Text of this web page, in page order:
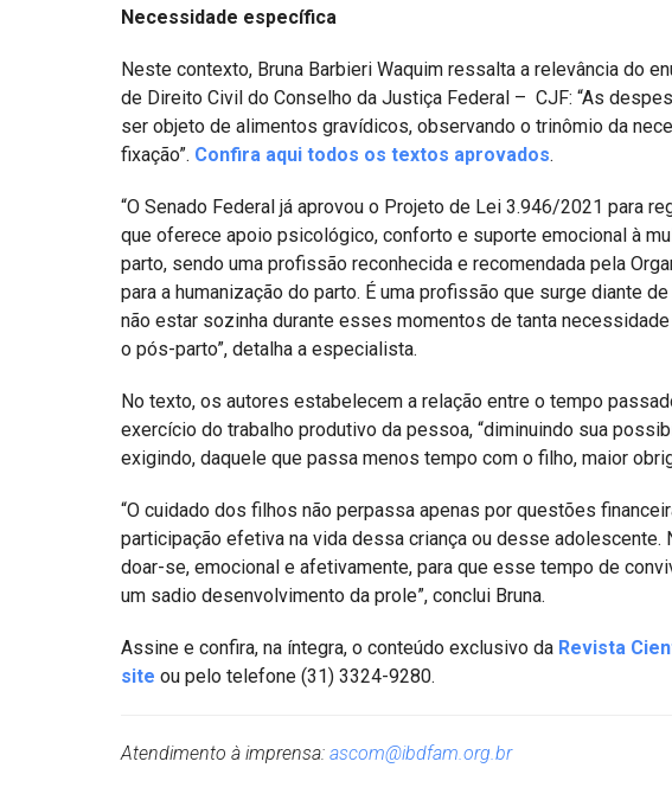
Necessidade específica
Neste contexto, Bruna Barbieri Waquim ressalta a relevância do
de Direito Civil do Conselho da Justiça Federal – CJF: “As
ser objeto de alimentos gravídicos, observando o trinômio da
fixação”. Confira aqui todos os textos aprovados.
“O Senado Federal já aprovou o Projeto de Lei 3.946/2021 para
que oferece apoio psicológico, conforto e suporte emocional à
parto, sendo uma profissão reconhecida e recomendada pela
para a humanização do parto. É uma profissão que surge diante
não estar sozinha durante esses momentos de tanta
o pós-parto”, detalha a especialista.
No texto, os autores estabelecem a relação entre o tempo
exercício do trabalho produtivo da pessoa, “diminuindo sua
exigindo, daquele que passa menos tempo com o filho, maior
“O cuidado dos filhos não perpassa apenas por questões
participação efetiva na vida dessa criança ou desse
doar-se, emocional e afetivamente, para que esse tempo de
um sadio desenvolvimento da prole”, conclui Bruna.
Assine e confira, na íntegra, o conteúdo exclusivo da Revista
site ou pelo telefone (31) 3324-9280.
Atendimento à imprensa: ascom@ibdfam.org.br